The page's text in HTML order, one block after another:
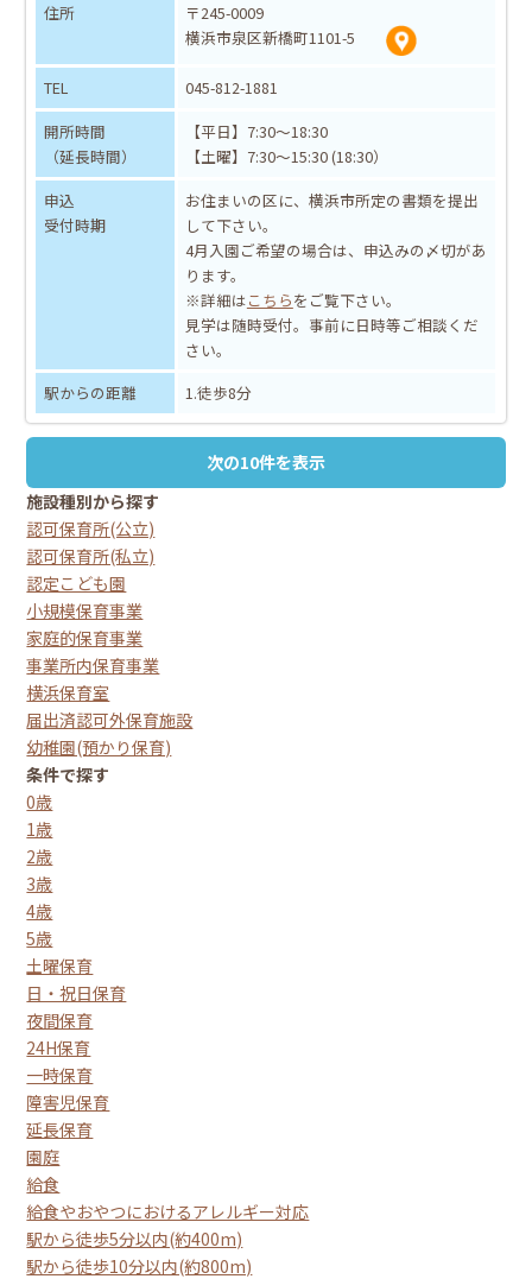
住所
〒245-0009
横浜市泉区新橋町1101-5
TEL
045-812-1881
開所時間
（延長時間）
【平日】7:30～18:30
【土曜】7:30～15:30 (18:30）
申込
受付時期
お住まいの区に、横浜市所定の書類を提出
して下さい。
4月入園ご希望の場合は、申込みの〆切があ
ります。
※詳細はこちらをご覧下さい。
見学は随時受付。事前に日時等ご相談くだ
さい。
駅からの距離
1.徒歩8分
次の10件を表示
施設種別から探す
認可保育所(公立)
認可保育所(私立)
認定こども園
小規模保育事業
家庭的保育事業
事業所内保育事業
横浜保育室
届出済認可外保育施設
幼稚園(預かり保育)
条件で探す
0歳
1歳
2歳
3歳
4歳
5歳
土曜保育
日・祝日保育
夜間保育
24H保育
一時保育
障害児保育
延長保育
園庭
給食
給食やおやつにおけるアレルギー対応
駅から徒歩5分以内(約400m)
駅から徒歩10分以内(約800m)